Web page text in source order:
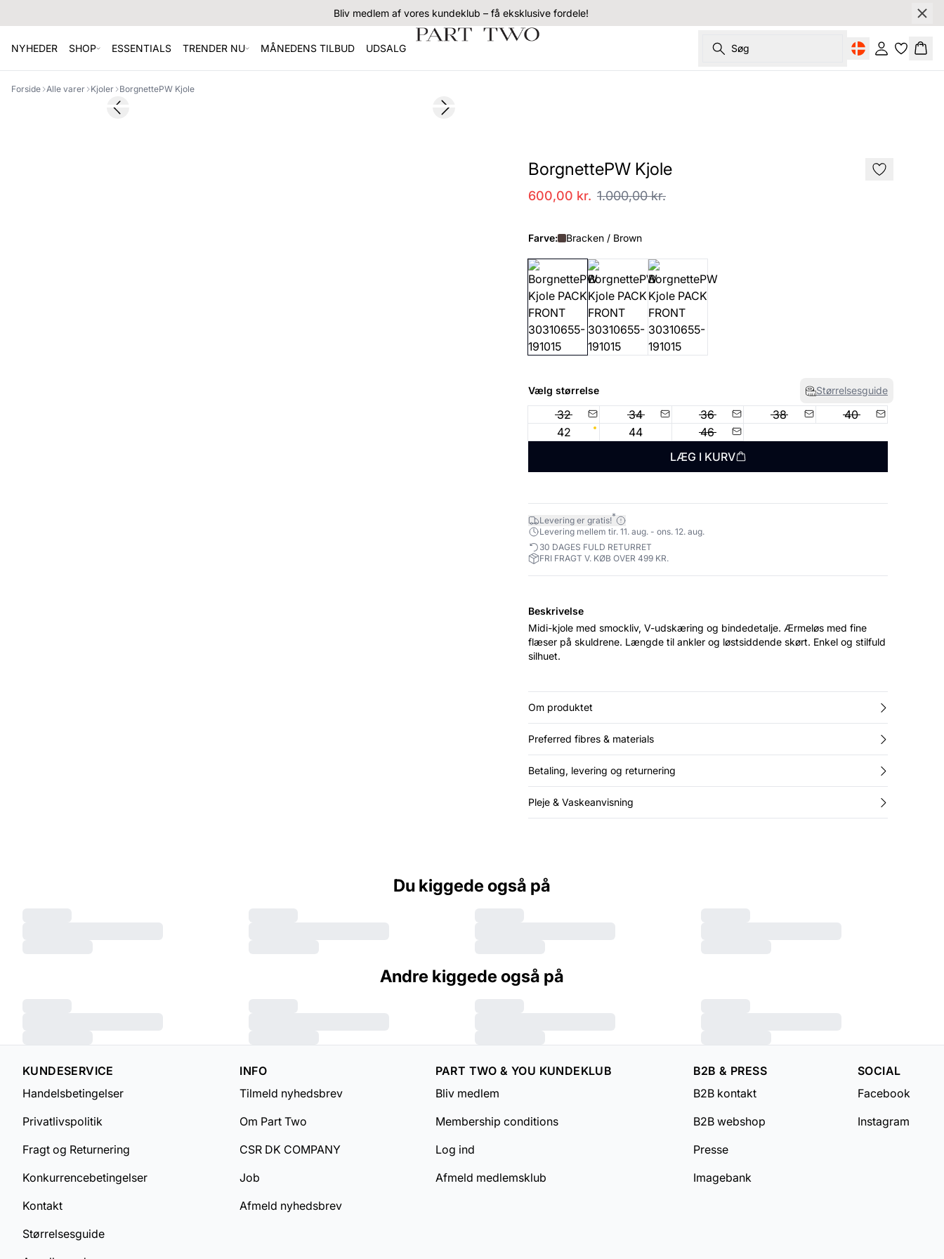
Bliv medlem af vores kundeklub – få eksklusive fordele!
NYHEDER SHOP ESSENTIALS TRENDER NU MÅNEDENS TILBUD UDSALG Søg Log ind Kurv
Forside Alle varer Kjoler
BorgnettePW Kjole
SALEPrevious slide Next slide
BorgnettePW Kjole
600,00 kr. 1.000,00 kr.
Farve: Bracken / Brown
Vælg størrelse Størrelsesguide
32 34 36 38
40
42
44
46
LÆG I KURV
Levering er gratis!*
Levering mellem tir. 11. aug. - ons. 12. aug.
30 DAGES FULD RETURRET
FRI FRAGT V. KØB OVER 499 KR.
Beskrivelse
Midi-kjole med smockliv, V-udskæring og bindedetalje. Ærmeløs med fine
flæser på skuldrene. Længde til ankler og løstsiddende skørt. Enkel og stilfuld
silhuet.
Om produktet
Preferred fibres & materials
Betaling, levering og returnering
Pleje & Vaskeanvisning
Du kiggede også på
Andre kiggede også på
KUNDESERVICE
Handelsbetingelser
Privatlivspolitik
Fragt og Returnering
Konkurrencebetingelser
Kontakt
Størrelsesguide
INFO
Tilmeld nyhedsbrev
Om Part Two
CSR DK COMPANY
Job
Afmeld nyhedsbrev
PART TWO & YOU KUNDEKLUB
Bliv medlem
Membership conditions
Log ind
Afmeld medlemsklub
B2B & PRESS
B2B kontakt
B2B webshop
Presse
Imagebank
SOCIAL
Facebook
Instagram